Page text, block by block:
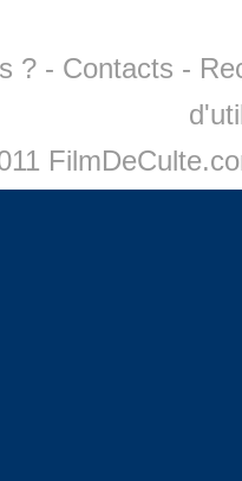
? - Contacts -